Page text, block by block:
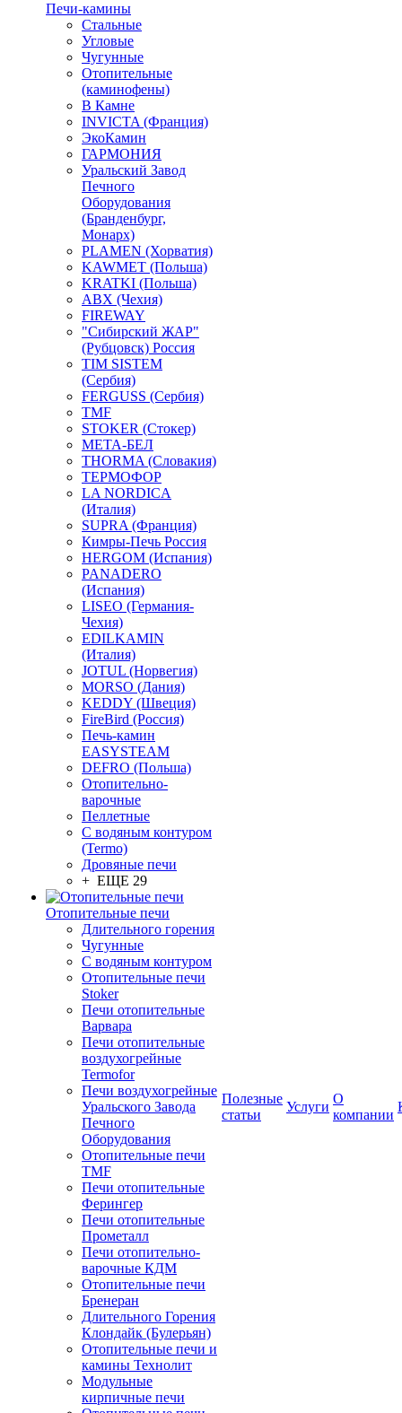
Печи-камины
Стальные
Угловые
Чугунные
Отопительные
(каминофены)
В Камне
INVICTA (Франция)
ЭкоКамин
ГАРМОНИЯ
Уральский Завод
Печного
Оборудования
(Бранденбург,
Монарх)
PLAMEN (Хорватия)
KAWMET (Польша)
KRATKI (Польша)
ABX (Чехия)
FIREWAY
"Сибирский ЖАР"
(Рубцовск) Россия
TIM SISTEM
(Сербия)
FERGUSS (Сербия)
TMF
STOKER (Стокер)
МЕТА-БЕЛ
THORMA (Словакия)
ТЕРМОФОР
LA NORDICA
(Италия)
SUPRA (Франция)
Кимры-Печь Россия
HERGOM (Испания)
PANADERO
(Испания)
LISEO (Германия-
Чехия)
EDILKAMIN
(Италия)
JOTUL (Норвегия)
MORSO (Дания)
KEDDY (Швеция)
FireBird (Россия)
Печь-камин
EASYSTEAM
DEFRO (Польша)
Отопительно-
варочные
Пеллетные
С водяным контуром
(Termo)
Дровяные печи
+ ЕЩЕ 29
Отопительные печи
Длительного горения
Чугунные
C водяным контуром
Отопительные печи
Stoker
Печи отопительные
Варвара
Печи отопительные
воздухогрейные
Termofor
Печи воздухогрейные
Уральского Завода
Печного
Оборудования
Отопительные печи
TMF
Печи отопительные
Ферингер
Печи отопительные
Прометалл
Печи отопительно-
варочные КДМ
Отопительные печи
Бренеран
Длительного Горения
Клондайк (Булерьян)
Отопительные печи и
камины Технолит
Модульные
кирпичные печи
Полезные
статьи
Услуги
О
компании